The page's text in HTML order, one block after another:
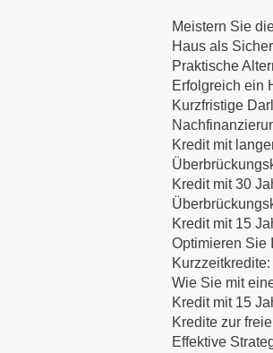
Meistern Sie
Haus als
Praktische
Erfolgreich ein
Kurzfristige
Kredit mit
Kredit mit 30
Kredit mit 15
Optimieren Sie
Wie Sie mit
Kredit mit 15
Kredite zur
Effektive